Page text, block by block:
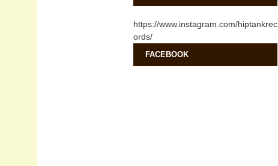
https://www.instagram.com/hiptankrec
ords/
FACEBOOK